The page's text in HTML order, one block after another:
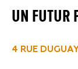
UN FUTUR
4 RUE